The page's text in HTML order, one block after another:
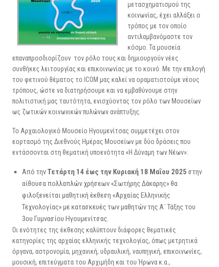
μετασχηματισμού της
κοινωνίας, έχει αλλάξει ο
τρόπος με τον οποίο
αντιλαμβανόμαστε τον
κόσμο. Τα μουσεία
επαναπροσδιορίζουν τον ρόλο τους και δημιουργούν νέες
συνθήκες λειτουργίας και επικοινωνίας με το κοινό. Με την επιλογή
του φετινού θέματος το ICOM μας καλεί να οραματιστούμε νέους
τρόπους, ώστε να διατηρήσουμε και να εμβαθύνουμε στην
πολιτιστική μας ταυτότητα, ενισχύοντας τον ρόλο των Μουσείων
ως ζωτικών κοινωνικών πυλώνων ανάπτυξης.
Το Αρχαιολογικό Μουσείο Ηγουμενίτσας συμμετέχει στον
εορτασμό της Διεθνούς Ημέρας Μουσείων με δύο δράσεις που
εντάσσονται στη θεματική υποενότητα «Η Δύναμη των Νέων»:
Από τηνΤετάρτη 14 έως την Κυριακή 18 Μαΐου 2025 στην
αίθουσα πολλαπλών χρήσεων «Σωτήρης Δάκαρης» θα
φιλοξενείται μαθητική έκθεση «Αρχαίας Ελληνικής
Τεχνολογίας» με κατασκευές των μαθητών της Α΄ Τάξης του
3ου Γυμνασίου Ηγουμενίτσας.
Οι ενότητες της έκθεσης καλύπτουν διάφορες θεματικές
κατηγορίες της αρχαίας ελληνικής τεχνολογίας, όπως μετρητικά
όργανα, αστρονομία, μηχανική, υδραυλική, ναυπηγική, επικοινωνίες,
μουσική, επιτεύγματα του Αρχιμήδη και του Ήρωνα κ.α.,